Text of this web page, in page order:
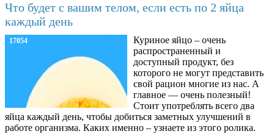
Что будет с вашим телом, если есть по 2 яйца
каждый день
17054
Куриное яйцо – очень
распространенный и
доступный продукт, без
которого не могут представить
свой рацион многие из нас. А
главное — очень полезный!
Стоит употреблять всего два
яйца каждый день, чтобы добиться заметных улучшений в
работе организма. Каких именно – узнаете из этого ролика.